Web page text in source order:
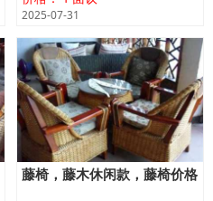
2025-07-31
藤椅，藤木休闲款，藤椅价格